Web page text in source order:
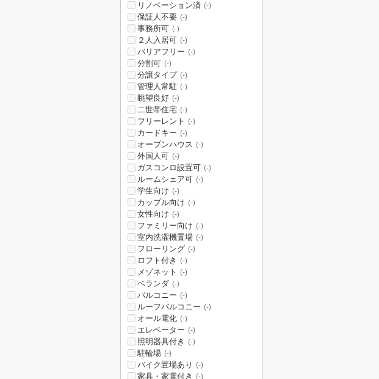
リノベーション済 (-)
保証人不要 (-)
事務所可 (-)
２人入居可 (-)
バリアフリー (-)
分割可 (-)
分譲タイプ (-)
管理人常駐 (-)
眺望良好 (-)
二世帯住宅 (-)
フリーレント (-)
カードキー (-)
オープンハウス (-)
外国人可 (-)
ガスコンロ設置可 (-)
ルームシェア可 (-)
学生向け (-)
カップル向け (-)
女性向け (-)
ファミリー向け (-)
室内洗濯機置場 (-)
フローリング (-)
ロフト付き (-)
メゾネット (-)
ベランダ (-)
バルコニー (-)
ルーフバルコニー (-)
オール電化 (-)
エレベーター (-)
照明器具付き (-)
駐輪場 (-)
バイク置場あり (-)
家具・家電付き (-)